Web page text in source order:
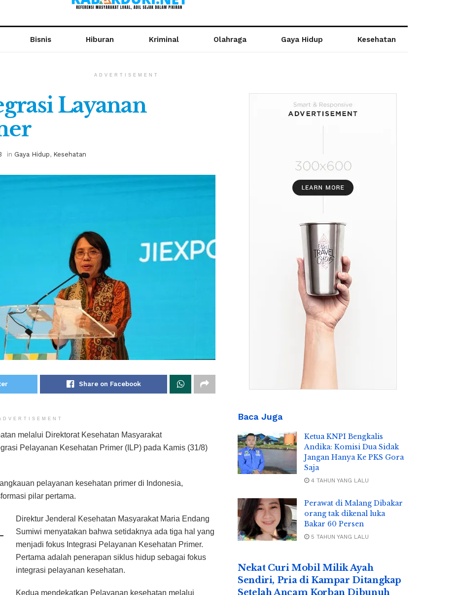
Bisnis Hiburan Kriminal Olahraga Gaya Hidup Kesehatan
ADVERTISEMENT
Layanan
in Gaya Hidup, Kesehatan
Share on Facebook
melalui Direktorat Kesehatan Masyarakat
Pelayanan Kesehatan Primer (ILP) pada Kamis (31/8)
pelayanan kesehatan primer di Indonesia,
pilar pertama.
Direktur Jenderal Kesehatan Masyarakat Maria Endang
Sumiwi menyatakan bahwa setidaknya ada tiga hal yang
menjadi fokus Integrasi Pelayanan Kesehatan Primer.
Pertama adalah penerapan siklus hidup sebagai fokus
integrasi pelayanan kesehatan.
Kedua mendekatkan Pelayanan kesehatan melalui
Baca Juga
Ketua KNPI Bengkalis
Andika: Komisi Dua Sidak
Jangan Hanya Ke PKS Gora
Saja
4 TAHUN YANG LALU
Perawat di Malang Dibakar
orang tak dikenal luka
Bakar 60 Persen
5 TAHUN YANG LALU
Nekat Curi Mobil Milik Ayah
Sendiri, Pria di Kampar Ditangkap
Setelah Ancam Korban Dibunuh